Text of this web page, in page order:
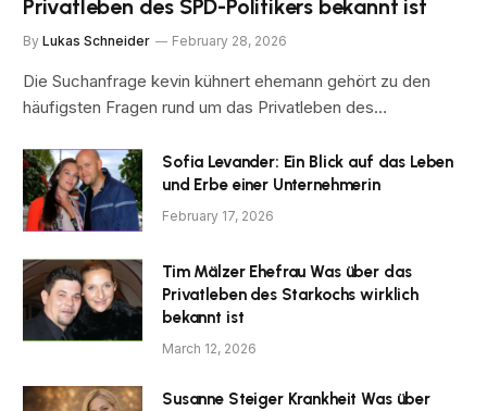
Privatleben des SPD-Politikers bekannt ist
By Lukas Schneider February 28, 2026
Die Suchanfrage kevin kühnert ehemann gehört zu den
häufigsten Fragen rund um das Privatleben des…
Sofia Levander: Ein Blick auf das Leben
und Erbe einer Unternehmerin
February 17, 2026
Tim Mälzer Ehefrau Was über das
Privatleben des Starkochs wirklich
bekannt ist
March 12, 2026
Susanne Steiger Krankheit Was über